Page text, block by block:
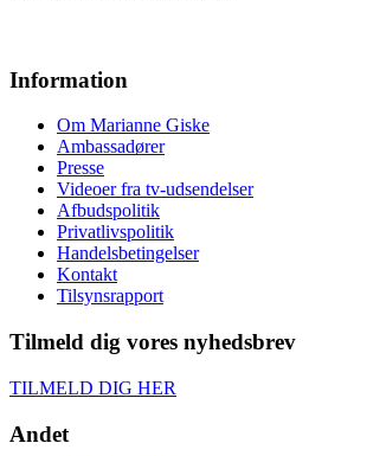
Information
Om Marianne Giske
Ambassadører
Presse
Videoer fra tv-udsendelser
Afbudspolitik
Privatlivspolitik
Handelsbetingelser
Kontakt
Tilsynsrapport
Tilmeld dig vores nyhedsbrev
TILMELD DIG HER
Andet